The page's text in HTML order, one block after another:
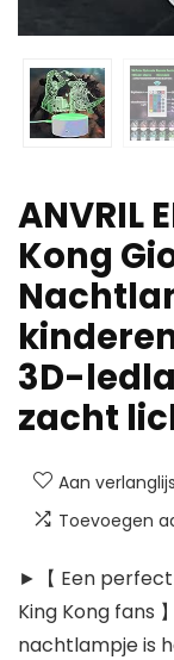
ANVRIL
Kong
3D-
zacht
Aan
Toevoegen
►【 Een
King Kong fans
nachtlampje is